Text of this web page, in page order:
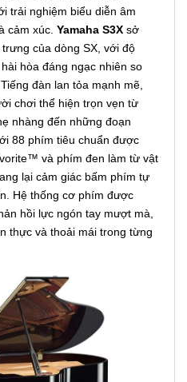
trải nghiệm biểu diễn âm
cảm xúc. Yamaha S3X sở
của dòng SX, với độ
hòa đáng ngạc nhiên so
đàn lan tỏa mạnh mẽ,
chơi thể hiện trọn vẹn từ
nhàng đến những đoạn
88 phím tiêu chuẩn được
và phím đen làm từ vật
lại cảm giác bấm phím tự
Hệ thống cơ phím được
hồi lực ngón tay mượt mà,
thực và thoải mái trong từng